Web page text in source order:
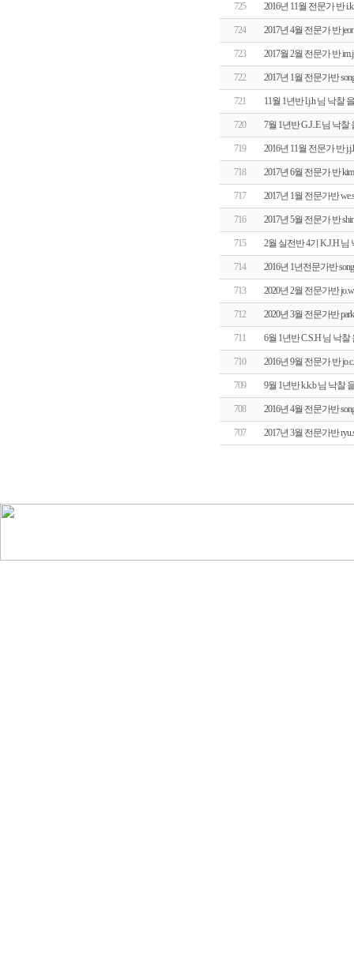
725 2016년 11월 전문가 반
724 2017년 4월 전문가 반
723 2017월 2월 전문가 반
722 2017년 1월 전문가반
721 11월 1년반 l.j.h 님 낙찰
720 7월 1년반 G.J..E 님 낙
719 2016년 11월 전문가 반
718 2017년 6월 전문가 반
717 2017년 1월 전문가반
716 2017년 5월 전문가 반
715 2월 실전반 4기 K.J.H
714 2016년 1년전문가반
713 2020년 2월 전문가반
712 2020년 3월 전문가반
711 6월 1년반 C.S.H 님 낙
710 2016년 9월 전문가 반
709 9월 1년반 k.k.b 님 낙찰
708 2016년 4월 전문가반
707 2017년 3월 전문가반